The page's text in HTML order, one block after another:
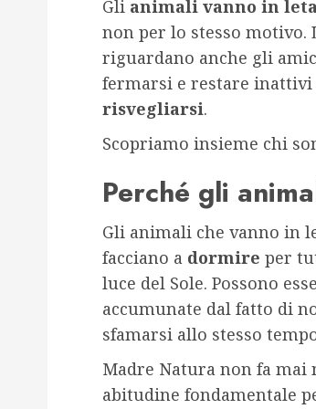
Gli animali vanno in
non per lo stesso motivo.
riguardano anche gli
fermarsi e restare
risvegliarsi.
Scopriamo insieme chi
Perché gli
Gli animali che vanno in
facciano a dormire per
luce del Sole. Possono
accumunate dal fatto di
sfamarsi allo stesso
Madre Natura non fa mai
abitudine fondamentale